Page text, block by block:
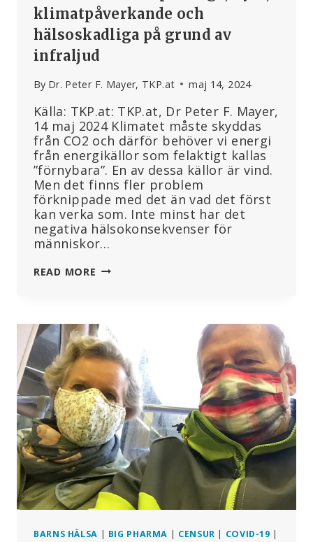
klimatpåverkande och
hälsoskadliga på grund av
infraljud
By Dr. Peter F. Mayer, TKP.at maj 14, 2024
Källa: TKP.at: TKP.at, Dr Peter F. Mayer,
14 maj 2024 Klimatet måste skyddas
från CO2 och därför behöver vi energi
från energikällor som felaktigt kallas
”förnybara”. En av dessa källor är vind.
Men det finns fler problem
förknippade med det än vad det först
kan verka som. Inte minst har det
negativa hälsokonsekvenser för
människor…
READ MORE VINDKRAFTVERK:
OCH
HÄLSOSKADLIGA
PÅ
GRUND
AV
INFRALJUD
BARNS HÄLSA | BIG PHARMA | CENSUR | COVID-19 |